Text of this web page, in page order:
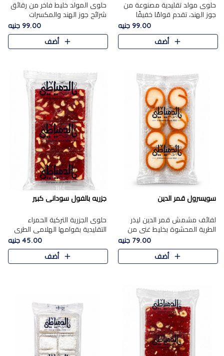
حلوى مولد تقليدية مصنوعة من
جوز الهند، تقدم قوامًا خفيفًا
ونكهة شرقية أصيلة تجسد روح
الـموسم الأعياد.
99.00 جنيه
أضف
حلوى المولد خليط فاخر من رقائق
شرائح جوز الهند والمكسرات
المحمصة، متماسك بشراب حلاوة
الكراميل الخفيفة ليمنحك قرمشة
غنية ومذاقًا شرقيًا أصيلً..
99.00 جنيه
أضف
سويسرول قمر الدين
لفائف مشمش قمر الدين ليذر
الطرية المحشوة بخليط غني من
جوز الهند الأبيض والمكسرات
الفاخرة، يقدم المذاق الحلو
الطبيعي لقمر الدين و تجمع بين
79.00 جنيه
أضف
جزريه بالفول سودانى كبير
حلوى الجزرية التركية الحمراء
التقليدية بقوامها الهلامي الطري
ولونها الأحمر المميز، محشوة
بسخاء بالفول السوداني المحمص
لتمنحك توازنًا رائعًا ..
45.00 جنيه
أضف